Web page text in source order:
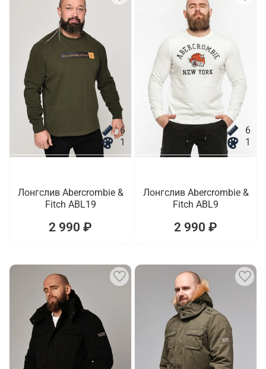
6
1
Лонгслив Abercrombie &
Fitch ABL19
2 990 ₽
6
1
Лонгслив Abercrombie &
Fitch ABL9
2 990 ₽